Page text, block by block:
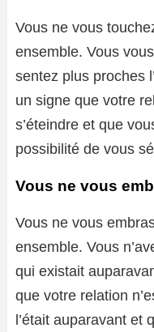
Vous ne vous
ensemble. Vous
sentez plus proches
un signe que votre
s’éteindre et que
possibilité de vous
Vous ne vous
Vous ne vous
ensemble. Vous
qui existait
que votre relation
l’était auparavant et